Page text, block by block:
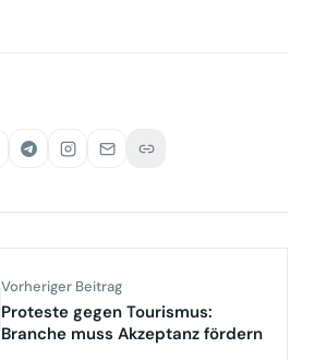
Vorheriger Beitrag
Proteste gegen Tourismus:
Branche muss Akzeptanz fördern